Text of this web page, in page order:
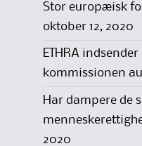
Stor europæisk
oktober 12, 2020
ETHRA
kommissionen
Har dampere de
2020